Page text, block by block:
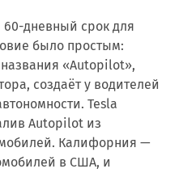
60-дневный срок для
было простым:
«Autopilot»,
создаёт у водителей
Tesla
Autopilot из
Калифорния —
в США, и